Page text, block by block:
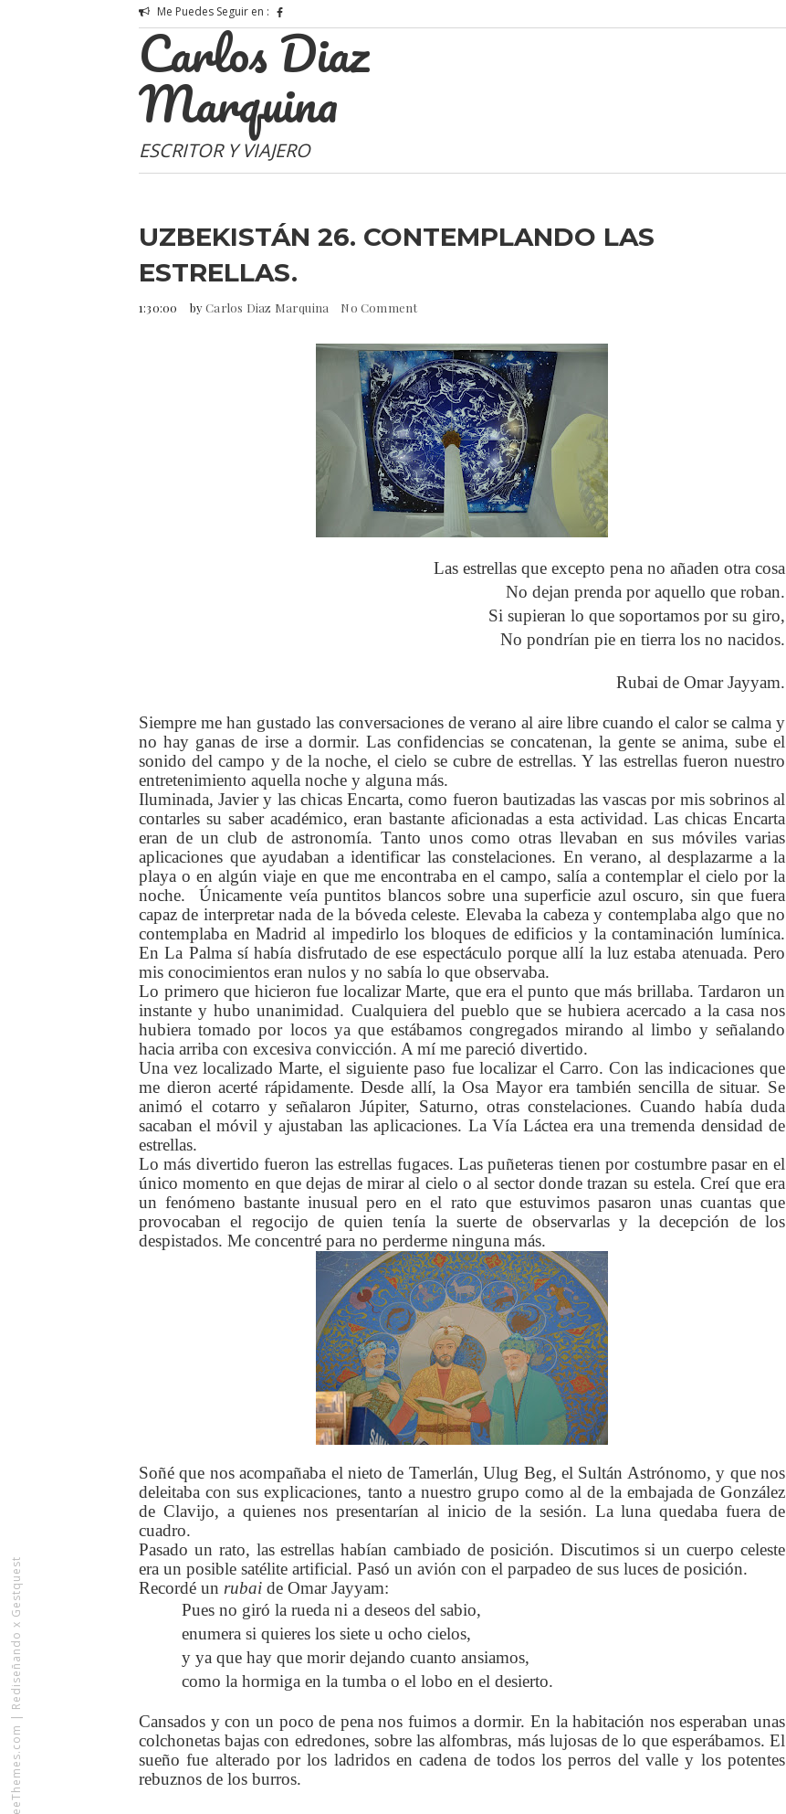
VeeThemes.com
|
Rediseñando x Gestquest
Me Puedes Seguir en :
Carlos Diaz
Marquina
ESCRITOR Y VIAJERO
UZBEKISTÁN 26. CONTEMPLANDO LAS
ESTRELLAS.
1:30:00 byCarlos Diaz Marquina No Comment
Las estrellas que excepto pena no añaden otra cosa
No dejan prenda por aquello que roban.
Si supieran lo que soportamos por su giro,
No pondrían pie en tierra los no nacidos.
Rubai de Omar Jayyam.
Siempre me han gustado las conversaciones de verano al aire libre cuando el calor se calma y
no hay ganas de irse a dormir. Las confidencias se concatenan, la gente se anima, sube el
sonido del campo y de la noche, el cielo se cubre de estrellas. Y las estrellas fueron nuestro
entretenimiento aquella noche y alguna más.
Iluminada, Javier y las chicas Encarta, como fueron bautizadas las vascas por mis sobrinos al
contarles su saber académico, eran bastante aficionadas a esta actividad. Las chicas Encarta
eran de un club de astronomía. Tanto unos como otras llevaban en sus móviles varias
aplicaciones que ayudaban a identificar las constelaciones. En verano, al desplazarme a la
playa o en algún viaje en que me encontraba en el campo, salía a contemplar el cielo por la
noche.
Únicamente veía puntitos blancos sobre una superficie azul oscuro, sin que fuera
capaz de interpretar nada de la bóveda celeste. Elevaba la cabeza y contemplaba algo que no
contemplaba en Madrid al impedirlo los bloques de edificios y la contaminación lumínica.
En La Palma sí había disfrutado de ese espectáculo porque allí la luz estaba atenuada. Pero
mis conocimientos eran nulos y no sabía lo que observaba.
Lo primero que hicieron fue localizar Marte, que era el punto que más brillaba. Tardaron un
instante y hubo unanimidad. Cualquiera del pueblo que se hubiera acercado a la casa nos
hubiera tomado por locos ya que estábamos congregados mirando al limbo y señalando
hacia arriba con excesiva convicción. A mí me pareció divertido.
Una vez localizado Marte, el siguiente paso fue localizar el Carro. Con las indicaciones que
me dieron acerté rápidamente. Desde allí, la Osa Mayor era también sencilla de situar. Se
animó el cotarro y señalaron Júpiter, Saturno, otras constelaciones. Cuando había duda
sacaban el móvil y ajustaban las aplicaciones. La Vía Láctea era una tremenda densidad de
estrellas.
Lo más divertido fueron las estrellas fugaces. Las puñeteras tienen por costumbre pasar en el
único momento en que dejas de mirar al cielo o al sector donde trazan su estela. Creí que era
un fenómeno bastante inusual pero en el rato que estuvimos pasaron unas cuantas que
provocaban el regocijo de quien tenía la suerte de observarlas y la decepción de los
despistados. Me concentré para no perderme ninguna más.
Soñé que nos acompañaba el nieto de Tamerlán, Ulug Beg, el Sultán Astrónomo, y que nos
deleitaba con sus explicaciones, tanto a nuestro grupo como al de la embajada de González
de Clavijo, a quienes nos presentarían al inicio de la sesión. La luna quedaba fuera de
cuadro.
Pasado un rato, las estrellas habían cambiado de posición. Discutimos si un cuerpo celeste
era un posible satélite artificial. Pasó un avión con el parpadeo de sus luces de posición.
Recordé un rubai de Omar Jayyam:
Pues no giró la rueda ni a deseos del sabio,
enumera si quieres los siete u ocho cielos,
y ya que hay que morir dejando cuanto ansiamos,
como la hormiga en la tumba o el lobo en el desierto.
Cansados y con un poco de pena nos fuimos a dormir. En la habitación nos esperaban unas
colchonetas bajas con edredones, sobre las alfombras, más lujosas de lo que esperábamos. El
sueño fue alterado por los ladridos en cadena de todos los perros del valle y los potentes
rebuznos de los burros.